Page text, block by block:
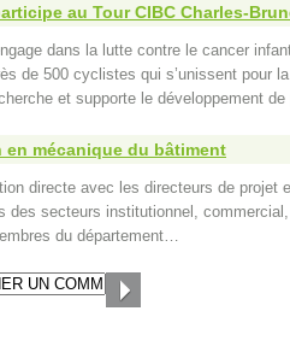
au Tour CIBC Charles-
dans la lutte contre le cancer
de 500 cyclistes qui s’unissent pour
et supporte le développement
en mécanique du bâtiment
directe avec les directeurs de
des secteurs institutionnel,
du département…